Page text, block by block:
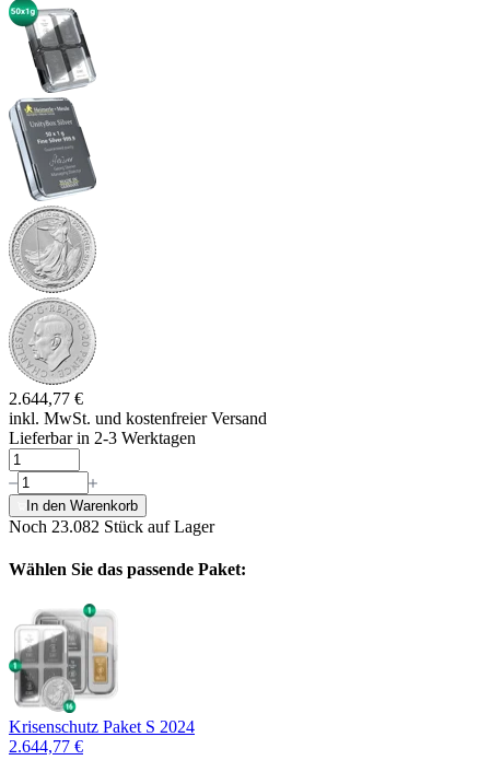
2.644,77 €
inkl. MwSt. und kostenfreier Versand
Lieferbar in 2-3 Werktagen
In den Warenkorb
Noch 23.082 Stück auf Lager
Wählen Sie das passende Paket:
Krisenschutz Paket S 2024
2.644,77 €